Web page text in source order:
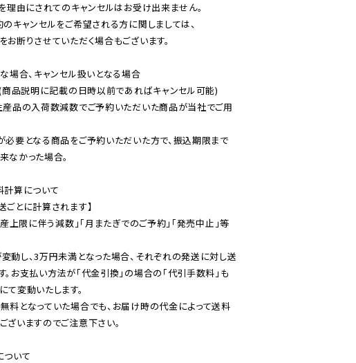
理由にされてのキャンセルはお受け出来ません。
のキャンセルをご希望される方に関しましては、
断りさせていただく場合もございます。
場合、キャンセル扱いとなる場合
商品説明に記載の日時以前であればキャンセル可能)
産品の入荷数減数でご予約いただいた商品が当社でご用
必要となる商品をご予約いただいた方で、振込期限まで
なかった場合。
算について
ごとに計算されます】
産上限に伴う減数」「月またぎでのご予約」「発売中止」等
動し、3万円未満となった場合、それぞれの発送に対し送
お支払い方法が「代金引換」の場合の「代引手数料」も
料となっていた場合でも、お届け時の代金によって送料
ざいますのでご注意下さい。
いて